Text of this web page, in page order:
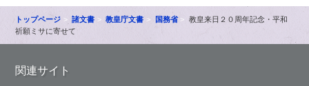
トップページ 諸文書 教皇庁文書 国務省
教皇来日２０周年記念・平和
祈願ミサに寄せて
関連サイト